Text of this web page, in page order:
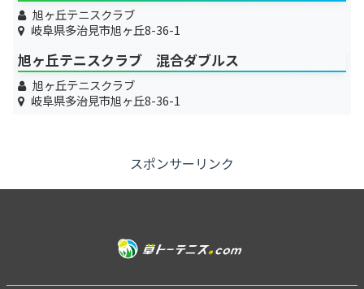
旭ヶ丘テニスクラブ
岐阜県多治見市旭ヶ丘8-36-1
旭ヶ丘テニスクラブ 混合ダブルス
旭ヶ丘テニスクラブ
岐阜県多治見市旭ヶ丘8-36-1
スポンサーリンク